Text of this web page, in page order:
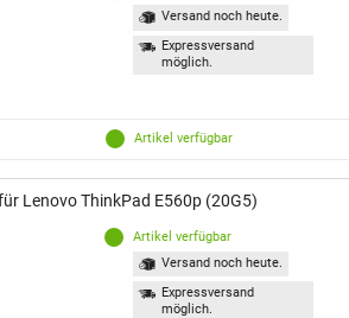
Versand noch heute.
Expressversand
möglich.
Artikel verfügbar
Lenovo ThinkPad E560p (20G5)
Artikel verfügbar
Versand noch heute.
Expressversand
möglich.